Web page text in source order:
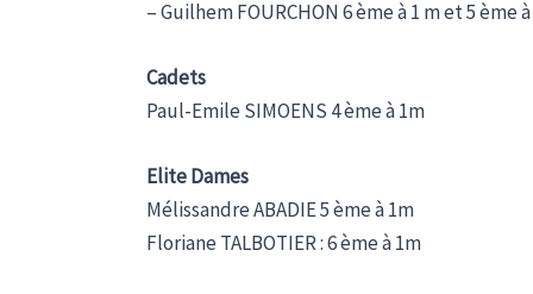
– Guilhem FOURCHON 6 ème à 1 m et 5 ème
Cadets
Paul-Emile SIMOENS 4 ème à 1m
Elite Dames
Mélissandre ABADIE 5 ème à 1m
Floriane TALBOTIER : 6 ème à 1m